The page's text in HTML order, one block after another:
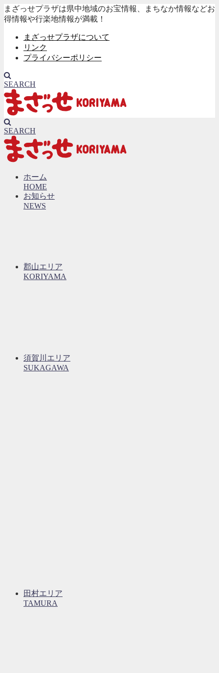
まざっせプラザは県中地域のお宝情報、まちなか情報などお
得情報や行楽地情報が満載！
まざっせプラザについて
リンク
プライバシーポリシー
SEARCH
SEARCH
ホーム
HOME
お知らせ
NEWS
郡山エリア
KORIYAMA
須賀川エリア
SUKAGAWA
田村エリア
TAMURA